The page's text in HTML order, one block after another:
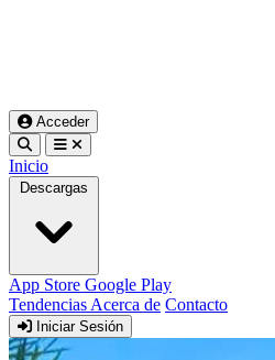
Acceder
Inicio
Descargas
App Store Google Play
Tendencias Acerca de Contacto
Iniciar Sesión